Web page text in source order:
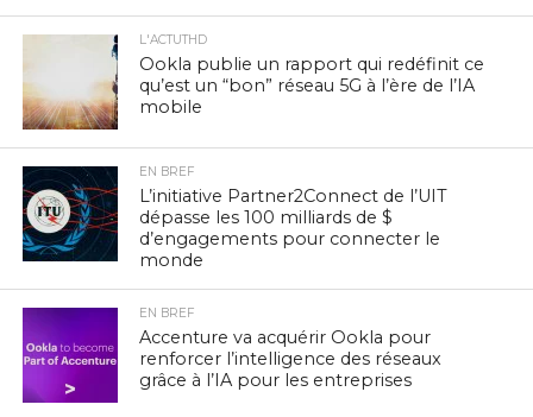
L'ACTUTHD
Ookla publie un rapport qui redéfinit ce
qu’est un “bon” réseau 5G à l’ère de l’IA
mobile
EN BREF
L’initiative Partner2Connect de l’UIT
dépasse les 100 milliards de $
d’engagements pour connecter le
monde
EN BREF
Accenture va acquérir Ookla pour
renforcer l’intelligence des réseaux
grâce à l’IA pour les entreprises